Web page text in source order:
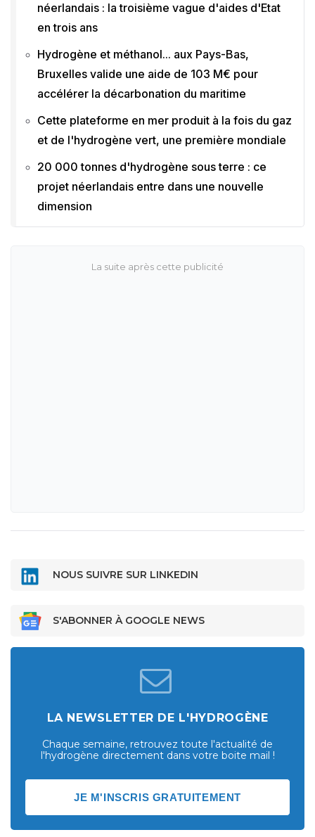
néerlandais : la troisième vague d'aides d'Etat
en trois ans
Hydrogène et méthanol... aux Pays-Bas,
Bruxelles valide une aide de 103 M€ pour
accélérer la décarbonation du maritime
Cette plateforme en mer produit à la fois du gaz
et de l'hydrogène vert, une première mondiale
20 000 tonnes d'hydrogène sous terre : ce
projet néerlandais entre dans une nouvelle
dimension
NOUS SUIVRE SUR LINKEDIN
S'ABONNER À GOOGLE NEWS
LA NEWSLETTER DE L'HYDROGÈNE
Chaque semaine, retrouvez toute l'actualité de
l'hydrogène directement dans votre boite mail !
JE M'INSCRIS GRATUITEMENT